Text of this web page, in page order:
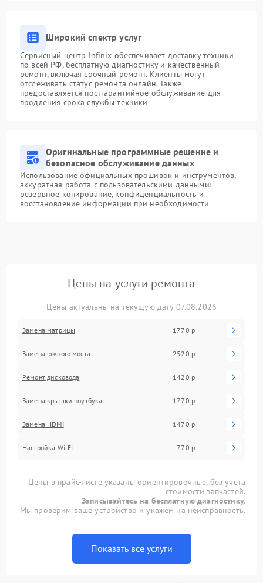
Широкий спектр услуг
Сервисный центр Infinix обеспечивает доставку техники
по всей РФ, бесплатную диагностику и качественный
ремонт, включая срочный ремонт. Клиенты могут
отслеживать статус ремонта онлайн. Также
предоставляется постгарантийное обслуживание для
продления срока службы техники
Оригинальные программные решение и
безопасное обслуживание данных
Использование официальных прошивок и инструментов,
аккуратная работа с пользовательскими данными:
резервное копирование, конфиденциальность и
восстановление информации при необходимости
Цены на услуги ремонта
Цены актуальны на текущую дату 07.08.2026
Замена матрицы 1770 р
Замена южного моста 2520 р
Ремонт дисковода 1420 р
Замена крышки ноутбука 1770 р
Замена HDMI 1470 р
Настройка Wi-Fi 770 р
Цены в прайс-листе указаны ориентировочные, без учета
стоимости запчастей.
Записывайтесь на бесплатную диагностику.
Мы проверим ваше устройство и укажем на неисправность.
Показать все услуги